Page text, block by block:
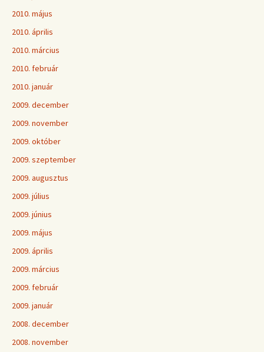
2010. május
2010. április
2010. március
2010. február
2010. január
2009. december
2009. november
2009. október
2009. szeptember
2009. augusztus
2009. július
2009. június
2009. május
2009. április
2009. március
2009. február
2009. január
2008. december
2008. november